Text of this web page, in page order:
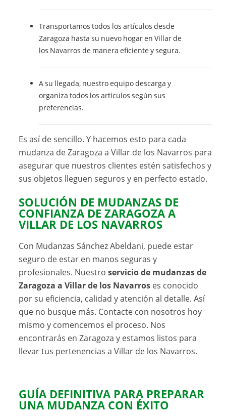
Transportamos todos los artículos desde
Zaragoza hasta su nuevo hogar en Villar de
los Navarros de manera eficiente y segura.
A su llegada, nuestro equipo descarga y
organiza todos los artículos según sus
preferencias.
Es así de sencillo. Y hacemos esto para cada
mudanza de Zaragoza a Villar de los Navarros para
asegurar que nuestros clientes estén satisfechos y
sus objetos lleguen seguros y en perfecto estado.
SOLUCIÓN DE MUDANZAS DE
CONFIANZA DE ZARAGOZA A
VILLAR DE LOS NAVARROS
Con Mudanzas Sánchez Abeldani, puede estar
seguro de estar en manos seguras y
profesionales. Nuestroservicio de mudanzas de
Zaragoza a Villar de los Navarros es conocido
por su eficiencia, calidad y atención al detalle. Así
que no busque más. Contacte con nosotros hoy
mismo y comencemos el proceso. Nos
encontrarás en Zaragoza y estamos listos para
llevar tus pertenencias a Villar de los Navarros.
GUÍA DEFINITIVA PARA PREPARAR
UNA MUDANZA CON ÉXITO